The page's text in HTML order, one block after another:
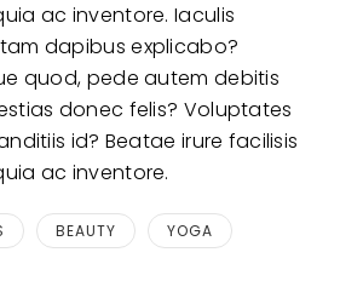
ac inventore. Iaculis
dapibus explicabo?
quod, pede autem debitis
donec felis? Voluptates
id? Beatae irure facilisis
ac inventore.
BEAUTY YOGA